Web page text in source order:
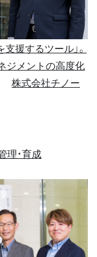
援するツール」。
ジメントの高度化
株式会社チノー
理・育成